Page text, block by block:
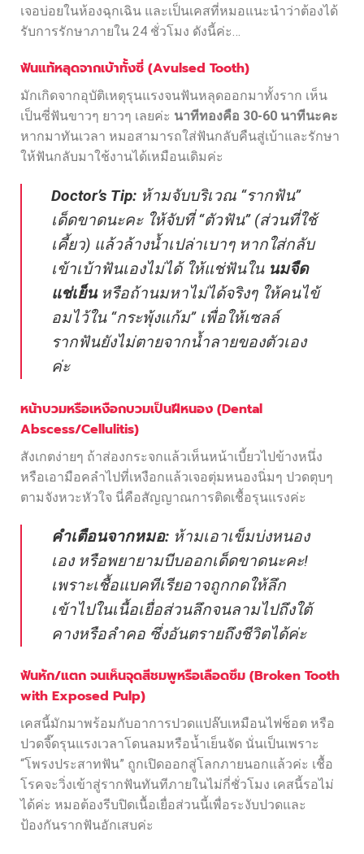
เจอบ่อยในห้องฉุกเฉิน และเป็นเคสที่หมอแนะนำว่าต้องได้
รับการรักษาภายใน 24 ชั่วโมง ดังนี้ค่ะ…
ฟันแท้หลุดจากเบ้าทั้งซี่ (Avulsed Tooth)
มักเกิดจากอุบัติเหตุรุนแรงจนฟันหลุดออกมาทั้งราก เห็น
เป็นซี่ฟันขาวๆ ยาวๆ เลยค่ะ นาทีทองคือ 30-60 นาทีนะคะ
หากมาทันเวลา หมอสามารถใส่ฟันกลับคืนสู่เบ้าและรักษา
ให้ฟันกลับมาใช้งานได้เหมือนเดิมค่ะ
Doctor’s Tip: ห้ามจับบริเวณ “รากฟัน”
เด็ดขาดนะคะ ให้จับที่ “ตัวฟัน” (ส่วนที่ใช้
เคี้ยว) แล้วล้างน้ำเปล่าเบาๆ หากใส่กลับ
เข้าเบ้าฟันเองไม่ได้ ให้แช่ฟันใน นมจืด
แช่เย็นหรือถ้านมหาไม่ได้จริงๆ ให้คนไข้
อมไว้ใน “กระพุ้งแก้ม” เพื่อให้เซลล์
รากฟันยังไม่ตายจากน้ำลายของตัวเอง
ค่ะ
หน้าบวมหรือเหงือกบวมเป็นฝีหนอง (Dental
Abscess/Cellulitis)
สังเกตง่ายๆ ถ้าส่องกระจกแล้วเห็นหน้าเบี้ยวไปข้างหนึ่ง
หรือเอามือคลำไปที่เหงือกแล้วเจอตุ่มหนองนิ่มๆ ปวดตุบๆ
ตามจังหวะหัวใจ นี่คือสัญญาณการติดเชื้อรุนแรงค่ะ
คำเตือนจากหมอ: ห้ามเอาเข็มบ่งหนอง
เอง หรือพยายามบีบออกเด็ดขาดนะคะ!
เพราะเชื้อแบคทีเรียอาจถูกกดให้ลึก
เข้าไปในเนื้อเยื่อส่วนลึกจนลามไปถึงใต้
คางหรือลำคอ ซึ่งอันตรายถึงชีวิตได้ค่ะ
ฟันหัก/แตก จนเห็นจุดสีชมพูหรือเลือดซึม (Broken Tooth
with Exposed Pulp)
เคสนี้มักมาพร้อมกับอาการปวดแปล๊บเหมือนไฟช็อต หรือ
ปวดจี๊ดรุนแรงเวลาโดนลมหรือน้ำเย็นจัด นั่นเป็นเพราะ
“โพรงประสาทฟัน” ถูกเปิดออกสู่โลกภายนอกแล้วค่ะ เชื้อ
โรคจะวิ่งเข้าสู่รากฟันทันทีภายในไม่กี่ชั่วโมง เคสนี้รอไม่
ได้ค่ะ หมอต้องรีบปิดเนื้อเยื่อส่วนนี้เพื่อระงับปวดและ
ป้องกันรากฟันอักเสบค่ะ